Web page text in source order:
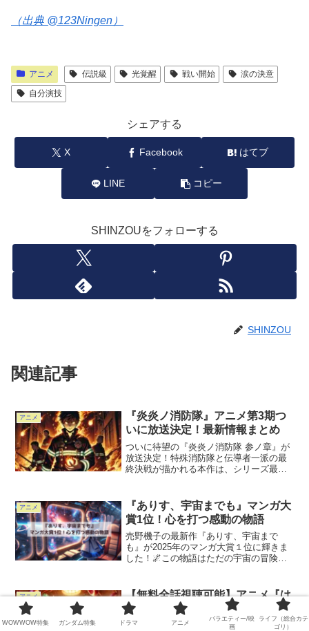
（出典 @123Ningen）
アニメ 伝説級 光覚醒 戦い開始
涙の決意
自分演技
シェアする
X Facebook はてブ
LINE コピー
SHINZOUをフォローする
SHINZOU
関連記事
アニメ
『炎炎ノ消防隊』アニメ第3期つ
いに放送決定！最新情報まとめ
ついに待望の『炎炎ノ消防隊 参ノ章』が
放送決定！特殊消防隊と伝導者一派の最
終決戦が描かれる本作は、シリーズ最大
トーリーの見どころを徹底解説！最終章
の熱い戦いを見逃さない...
アニメ
『ありす、宇宙までも』マンガ大
賞1位！心を打つ感動の物語
売野機子の最新作『ありす、宇宙まで
も』が2025年のマンガ大賞１位に輝きま
した！🌌この物語はただの宇宙の冒険で
くるたびに感動が広がります。宇宙を舞
台にした壮大なストーリ...
アニメ
【無料全話視聴可能】アニメ『は
たらく細胞』の声優キャスト＆見
どころガイド
WOWWOW特集 ガンダム特集 ドラマ アニメ
バラエティー/映
画
ライフ（総合カテ
ゴリ）